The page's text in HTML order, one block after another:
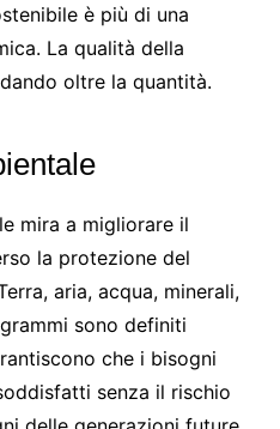
è più di una
La qualità della
oltre la quantità.
mira a migliorare il
la protezione del
aria, acqua, minerali,
sono definiti
che i bisogni
senza il rischio